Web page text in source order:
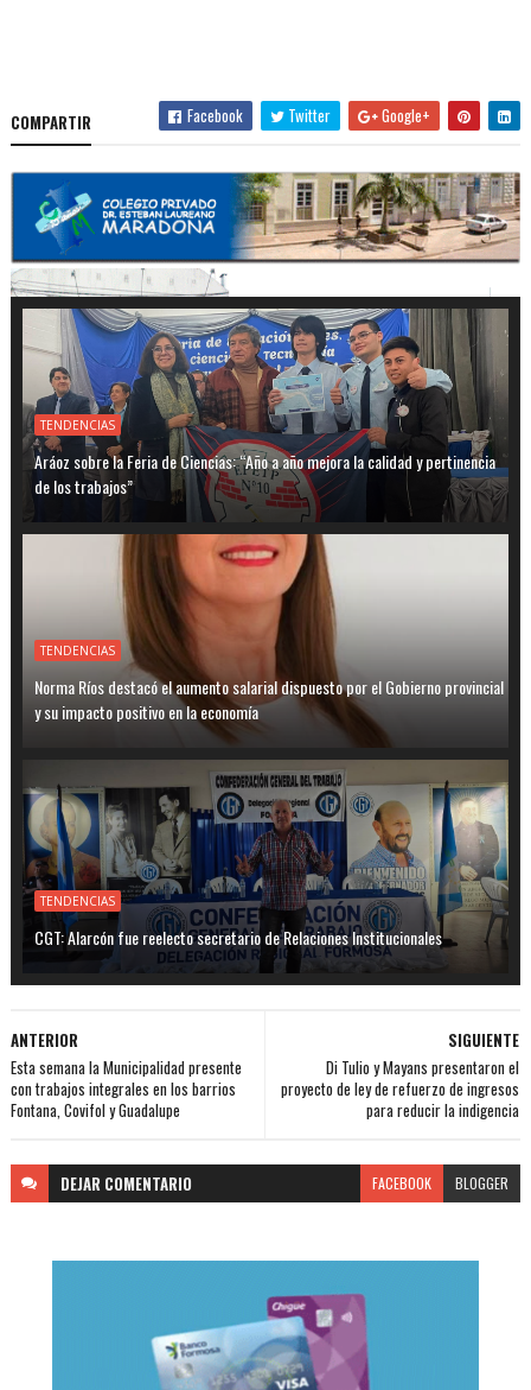
COMPARTIR Facebook Twitter Google+
TENDENCIAS
Aráoz sobre la Feria de Ciencias: “Año a año mejora la calidad y pertinencia
de los trabajos”
TENDENCIAS
Norma Ríos destacó el aumento salarial dispuesto por el Gobierno provincial
y su impacto positivo en la economía
TENDENCIAS
CGT: Alarcón fue reelecto secretario de Relaciones Institucionales
SIGUIENTE
Di Tulio y Mayans presentaron el
proyecto de ley de refuerzo de ingresos
para reducir la indigencia
ANTERIOR
Esta semana la Municipalidad presente
con trabajos integrales en los barrios
Fontana, Covifol y Guadalupe
DEJAR COMENTARIO FACEBOOK BLOGGER